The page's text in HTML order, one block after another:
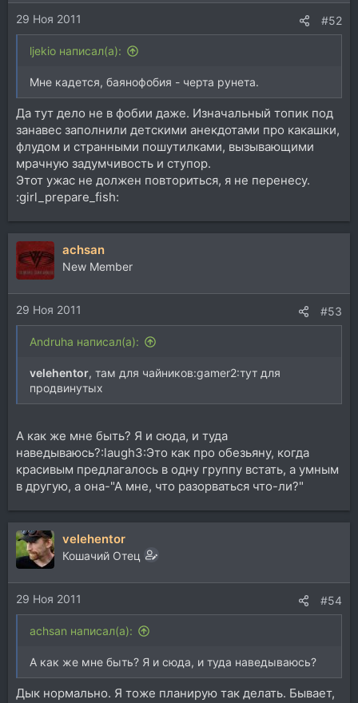
29 Ноя 2011 #52
ljekio написал(а):
Мне кадется, баянофобия - черта рунета.
Да тут дело не в фобии даже. Изначальный топик под
занавес заполнили детскими анекдотами про какашки,
флудом и странными пошутилками, вызывающими
мрачную задумчивость и ступор.
Этот ужас не должен повториться, я не перенесу.
:girl_prepare_fish:
achsan
New Member
29 Ноя 2011 #53
Andruha написал(а):
velehentor, там для чайников:gamer2:тут для
продвинутых
А как же мне быть? Я и сюда, и туда
наведываюсь?:laugh3:Это как про обезьяну, когда
красивым предлагалось в одну группу встать, а умным
в другую, а она-"А мне, что разорваться что-ли?"
velehentor
Кошачий Отец
29 Ноя 2011 #54
achsan написал(а):
А как же мне быть? Я и сюда, и туда наведываюсь?
Дык нормально. Я тоже планирую так делать. Бывает,